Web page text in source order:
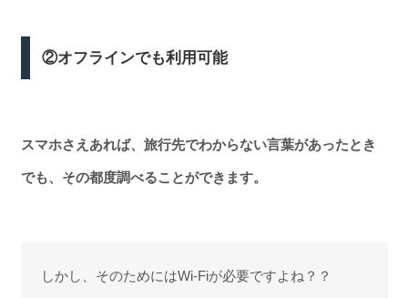
②オフラインでも利用可能
スマホさえあれば、旅行先でわからない言葉があったとき
でも、その都度調べることができます。
しかし、そのためにはWi-Fiが必要ですよね？？